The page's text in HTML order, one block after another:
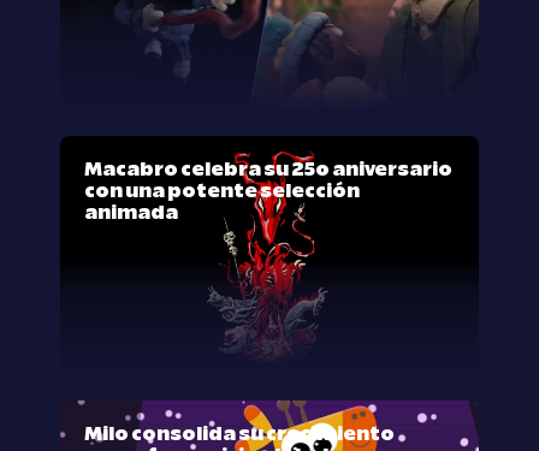
Macabro celebra su 25º aniversario
con una potente selección
animada
Milo consolida su crecimiento